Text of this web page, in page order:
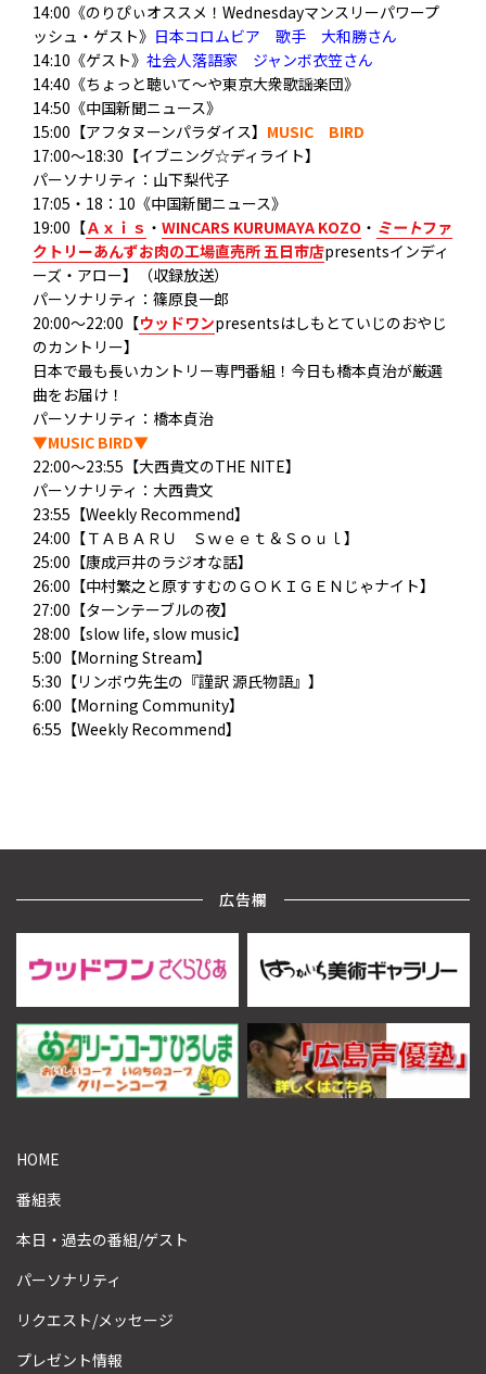
14:00《のりぴぃオススメ！Wednesdayマンスリーパワープ
ッシュ・ゲスト》 日本コロムビア 歌手 大和勝さん
14:10《ゲスト》 社会人落語家 ジャンボ衣笠さん
14:40《ちょっと聴いて～や東京大衆歌謡楽団》
14:50《中国新聞ニュース》
15:00【アフタヌーンパラダイス】 MUSIC BIRD
17:00～18:30【イブニング☆ディライト】
パーソナリティ：山下梨代子
17:05・18：10《中国新聞ニュース》
19:00【Ａｘｉｓ ・ WINCARS KURUMAYA KOZO ・ ミートファ
クトリーあんずお肉の工場直売所 五日市店presentsインディ
ーズ・アロー】（収録放送）
パーソナリティ：篠原良一郎
20:00～22:00【ウッドワンpresentsはしもとていじのおやじ
のカントリー】
日本で最も長いカントリー専門番組！今日も橋本貞治が厳選
曲をお届け！
パーソナリティ：橋本貞治
▼MUSIC BIRD▼
22:00～23:55【大西貴文のTHE NITE】
パーソナリティ：大西貴文
23:55【Weekly Recommend】
24:00【ＴＡＢＡＲＵ Ｓｗｅｅｔ＆Ｓｏｕｌ】
25:00【康成戸井のラジオな話】
26:00【中村繁之と原すすむのＧＯＫＩＧＥＮじゃナイト】
27:00【ターンテーブルの夜】
28:00【slow life, slow music】
5:00【Morning Stream】
5:30【リンボウ先生の『謹訳 源氏物語』】
6:00【Morning Community】
6:55【Weekly Recommend】
広告欄
HOME
番組表
本日・過去の番組/ゲスト
パーソナリティ
リクエスト/メッセージ
プレゼント情報